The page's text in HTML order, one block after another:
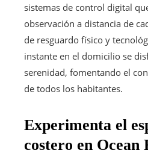
sistemas de control digital
observación a distancia de
de resguardo físico y
instante en el domicilio se
serenidad, fomentando el
de todos los habitantes.
Experimenta el
costero en Ocean